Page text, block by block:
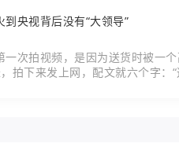
到央视背后没有“大领导”
一次拍视频，是因为送货时被一
拍下来发上网，配文就六个字：